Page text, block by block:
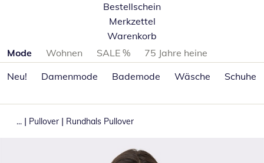
Bestellschein
Merkzettel
Warenkorb
Produktkategorien überspringen
Mode Wohnen SALE %
75 Jahre heine
Neu!
Damenmode Bademode Wäsche Schuhe
... | Pullover | Rundhals Pullover